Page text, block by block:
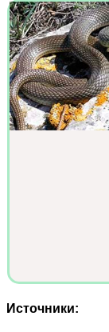
Источники: